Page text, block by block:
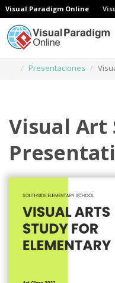
Visual Paradigm Online
Presentaciones
Visual Art